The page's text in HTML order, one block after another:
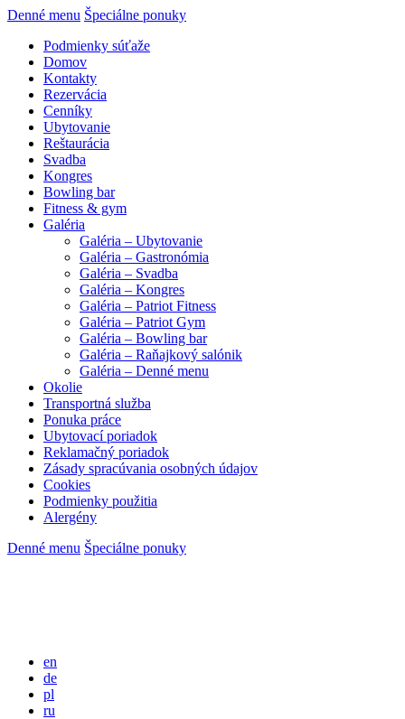
Denné menu Špeciálne ponuky
Podmienky súťaže
Domov
Kontakty
Rezervácia
Cenníky
Ubytovanie
Reštaurácia
Svadba
Kongres
Bowling bar
Fitness & gym
Galéria
Galéria – Ubytovanie
Galéria – Gastronómia
Galéria – Svadba
Galéria – Kongres
Galéria – Patriot Fitness
Galéria – Patriot Gym
Galéria – Bowling bar
Galéria – Raňajkový salónik
Galéria – Denné menu
Okolie
Transportná služba
Ponuka práce
Ubytovací poriadok
Reklamačný poriadok
Zásady spracúvania osobných údajov
Cookies
Podmienky použitia
Alergény
Denné menu Špeciálne ponuky
en
de
pl
ru